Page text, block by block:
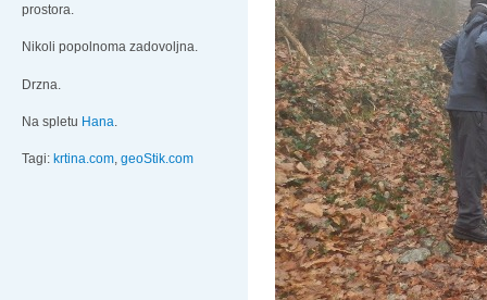
prostora.
Nikoli popolnoma zadovoljna.
Drzna.
Na spletu Hana.
Tagi: krtina.com, geoStik.com